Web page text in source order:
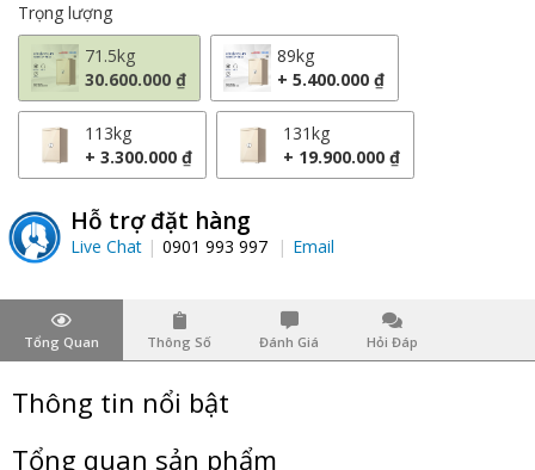
Trọng lượng
71.5kg
30.600.000 ₫
89kg
+ 5.400.000 ₫
113kg
+ 3.300.000 ₫
131kg
+ 19.900.000 ₫
Hỗ trợ đặt hàng
Live Chat 0901 993 997 Email
Tổng Quan Thông Số Đánh Giá Hỏi Đáp
Thông tin nổi bật
Tổng quan sản phẩm